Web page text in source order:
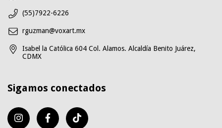
(55)7922-6226
rguzman@voxart.mx
Isabel la Católica 604 Col. Alamos. Alcaldía Benito Juárez,
CDMX
Sigamos conectados